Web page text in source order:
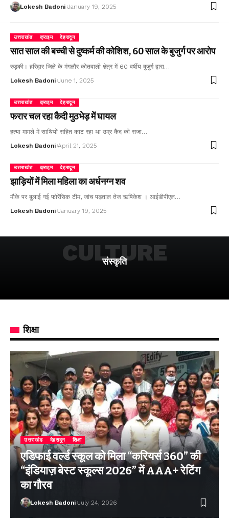
Lokesh Badoni January 19, 2025
उत्तराखंड क्राइम देहरादून
सात साल की बच्ची से दुष्कर्म की कोशिश, 60 साल के बुजुर्ग पर आरोप
रुड़की। हरिद्वार जिले के मंगलौर कोतवाली क्षेत्र में 60 वर्षीय बुजुर्ग द्वारा…
Lokesh Badoni June 1, 2025
उत्तराखंड क्राइम देहरादून
फरार चल रहा कैदी मुठभेड़ में घायल
हत्या मामले में साथियों सहित काट रहा था उम्र कैद की सजा…
Lokesh Badoni April 21, 2025
उत्तराखंड क्राइम देहरादून
झाड़ियों में मिला महिला का अर्धनग्न शव
मौके पर बुलाई गई फोरेंसिक टीम, जांच पड़ताल तेज ऋषिकेश । आईडीपीएल…
Lokesh Badoni January 19, 2025
संस्कृति
CULTURE
शिक्षा
उत्तराखंड देहरादून शिक्षा
एडिफाई वर्ल्ड स्कूल को मिला “करियर्स 360” की
“इंडियाज़ बेस्ट स्कूल्स 2026” में AAA+ रेटिंग
का गौरव
Lokesh Badoni July 24, 2026